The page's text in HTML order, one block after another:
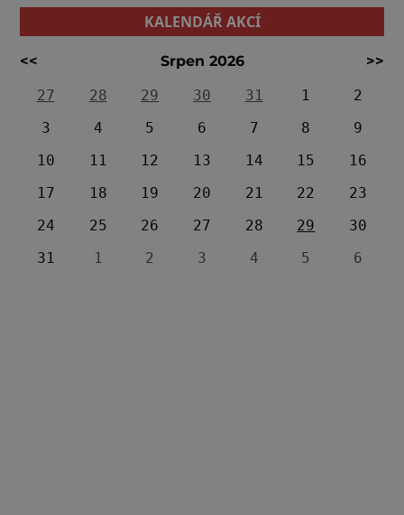
KALENDÁŘ AKCÍ
<< Srpen 2026
>>
27
28 29 30 31 1
2
3
4 5 6 7 8
9
10
11 12 13 14 15
16
17
18 19 20 21 22
23
24
25 26 27 28 29
30
31
1 2 3 4 5 6